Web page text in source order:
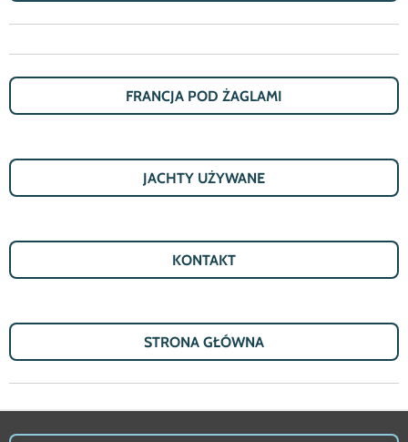
FRANCJA POD ŻAGLAMI
JACHTY UŻYWANE
KONTAKT
STRONA GŁÓWNA